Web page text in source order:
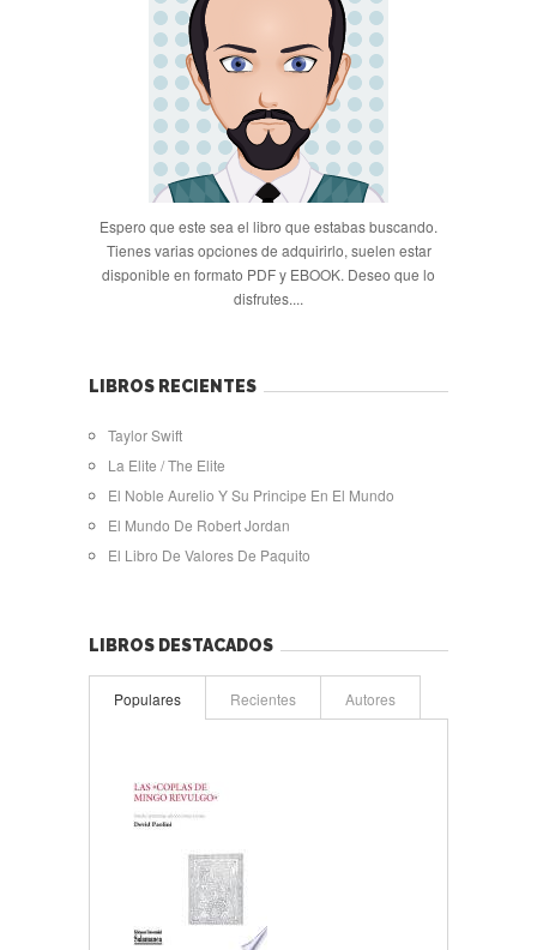
Espero que este sea el libro que estabas buscando.
Tienes varias opciones de adquirirlo, suelen estar
disponible en formato PDF y EBOOK. Deseo que lo
disfrutes....
LIBROS RECIENTES
Taylor Swift
La Elite / The Elite
El Noble Aurelio Y Su Principe En El Mundo
El Mundo De Robert Jordan
El Libro De Valores De Paquito
LIBROS DESTACADOS
Populares Recientes Autores